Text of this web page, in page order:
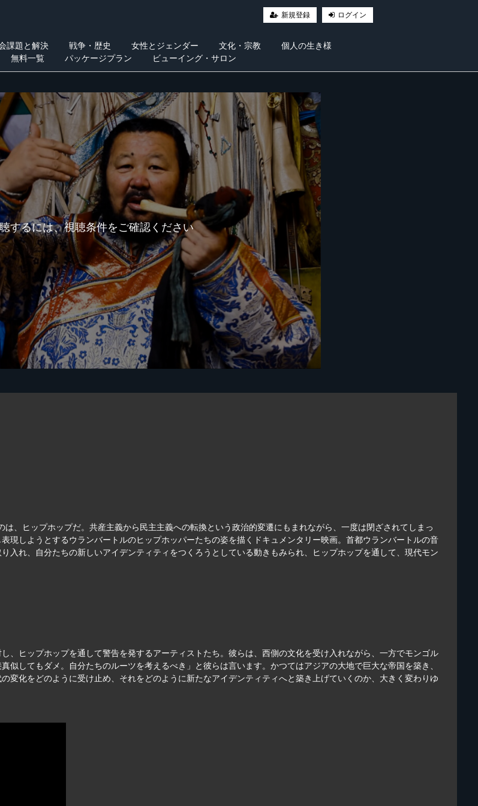
新規登録 ログイン
課題と解決 戦争・歴史 女性とジェンダー 文化・宗教
個人の生き様
無料一覧 パッケージプラン ビューイング・サロン
するには、視聴条件をご確認ください
、ヒップホップだ。共産主義から民主主義への転換という政治的変遷にもまれながら、一度は閉ざされてしまっ
現しようとするウランバートルのヒップホッパーたちの姿を描くドキュメンタリー映画。首都ウランバートルの音
入れ、自分たちの新しいアイデンティティをつくろうとしている動きもみられ、ヒップホップを通して、現代モン
、ヒップホップを通して警告を発するアーティストたち。彼らは、西側の文化を受け入れながら、一方でモンゴル
してもダメ。自分たちのルーツを考えるべき」と彼らは言います。かつてはアジアの大地で巨大な帝国を築き、
変化をどのように受け止め、それをどのように新たなアイデンティティへと築き上げていくのか、大きく変わりゆ